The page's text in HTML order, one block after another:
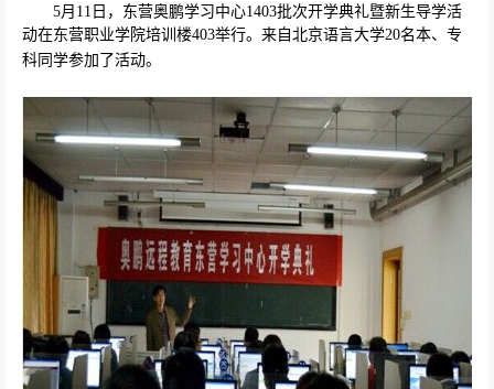
5月 11 日，东营奥鹏学习中心1403批次开学典礼暨新生导学活
动在东营职业学院培训楼403举行。来自北京语言大学20名本、专
科同学参加了活动。